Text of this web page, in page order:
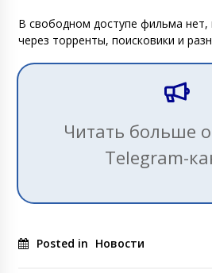
В свободном доступе фильма нет,
через торренты, поисковики и
Читать больше
Telegram-
Posted in Новости